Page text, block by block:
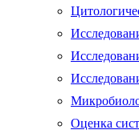
Оценка